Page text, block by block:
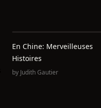
En Chine: Merveilleuses
Histoires
by Judith Gautier